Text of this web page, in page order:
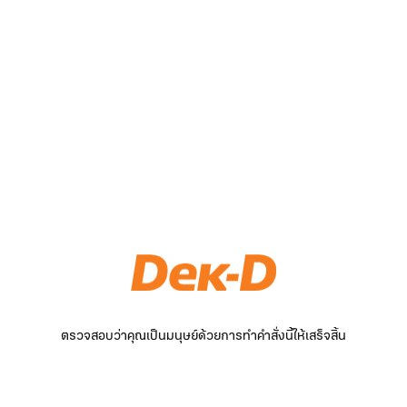
ตรวจสอบว่าคุณเป็นมนุษย์ด้วยการทำคำสั่งนี้ให้เสร็จสิ้น